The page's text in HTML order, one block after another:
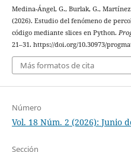
Medina-Ángel, G., Burlak, G.,
(2026). Estudio del fenómeno de
código mediante slices en Python.
21–31. https://doi.org/10.30973/
Más formatos de cita
Número
Vol. 18 Núm. 2 (2026): Junio
Sección